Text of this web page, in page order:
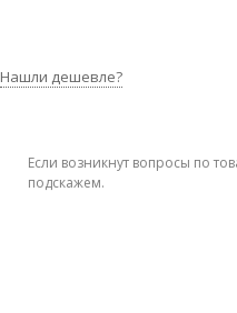
Нашли дешевле?
Если возникнут вопросы по
подскажем.